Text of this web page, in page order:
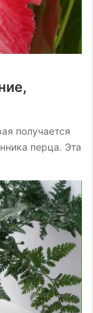
получается
перца. Эта